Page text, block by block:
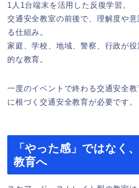
1人1台端末を活用した反復学習。
交通安全教室の前後で、理解度や
る仕組み。
家庭、学校、地域、警察、行政が
的な教育。
一度のイベントで終わる交通安全
に根づく交通安全教育が必要です。
「やった感」ではなく
教育へ